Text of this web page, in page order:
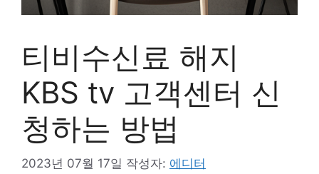
티비수신료 해지
KBS tv 고객센터 신
청하는 방법
2023년 07월 17일 작성자: 에디터